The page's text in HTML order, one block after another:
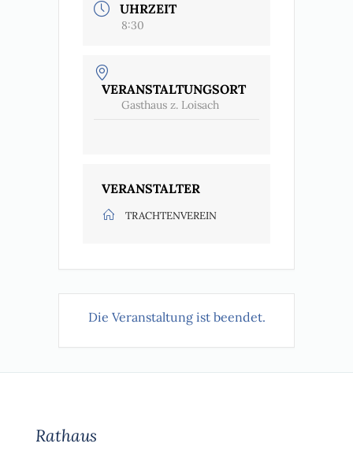
UHRZEIT
8:30
VERANSTALTUNGSORT
Gasthaus z. Loisach
VERANSTALTER
TRACHTENVEREIN
Die Veranstaltung ist beendet.
Rathaus